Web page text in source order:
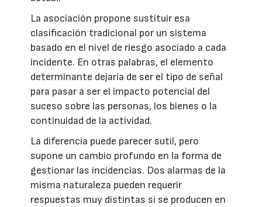
La asociación propone sustituir esa
clasificación tradicional por un sistema
basado en el nivel de riesgo asociado a cada
incidente. En otras palabras, el elemento
determinante dejaría de ser el tipo de señal
para pasar a ser el impacto potencial del
suceso sobre las personas, los bienes o la
continuidad de la actividad.
La diferencia puede parecer sutil, pero
supone un cambio profundo en la forma de
gestionar las incidencias. Dos alarmas de la
misma naturaleza pueden requerir
respuestas muy distintas si se producen en